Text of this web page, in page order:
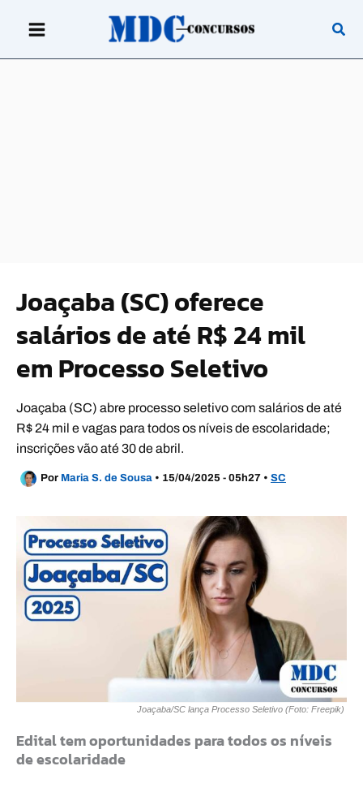
Joaçaba (SC) oferece
salários de até R$ 24 mil
em Processo Seletivo
Joaçaba (SC) abre processo seletivo com salários de até
R$ 24 mil e vagas para todos os níveis de escolaridade;
inscrições vão até 30 de abril.
Por Maria S. de Sousa • 15/04/2025 - 05h27 • SC
Joaçaba/SC lança Processo Seletivo (Foto: Freepik)
Edital tem oportunidades para todos os níveis
de escolaridade